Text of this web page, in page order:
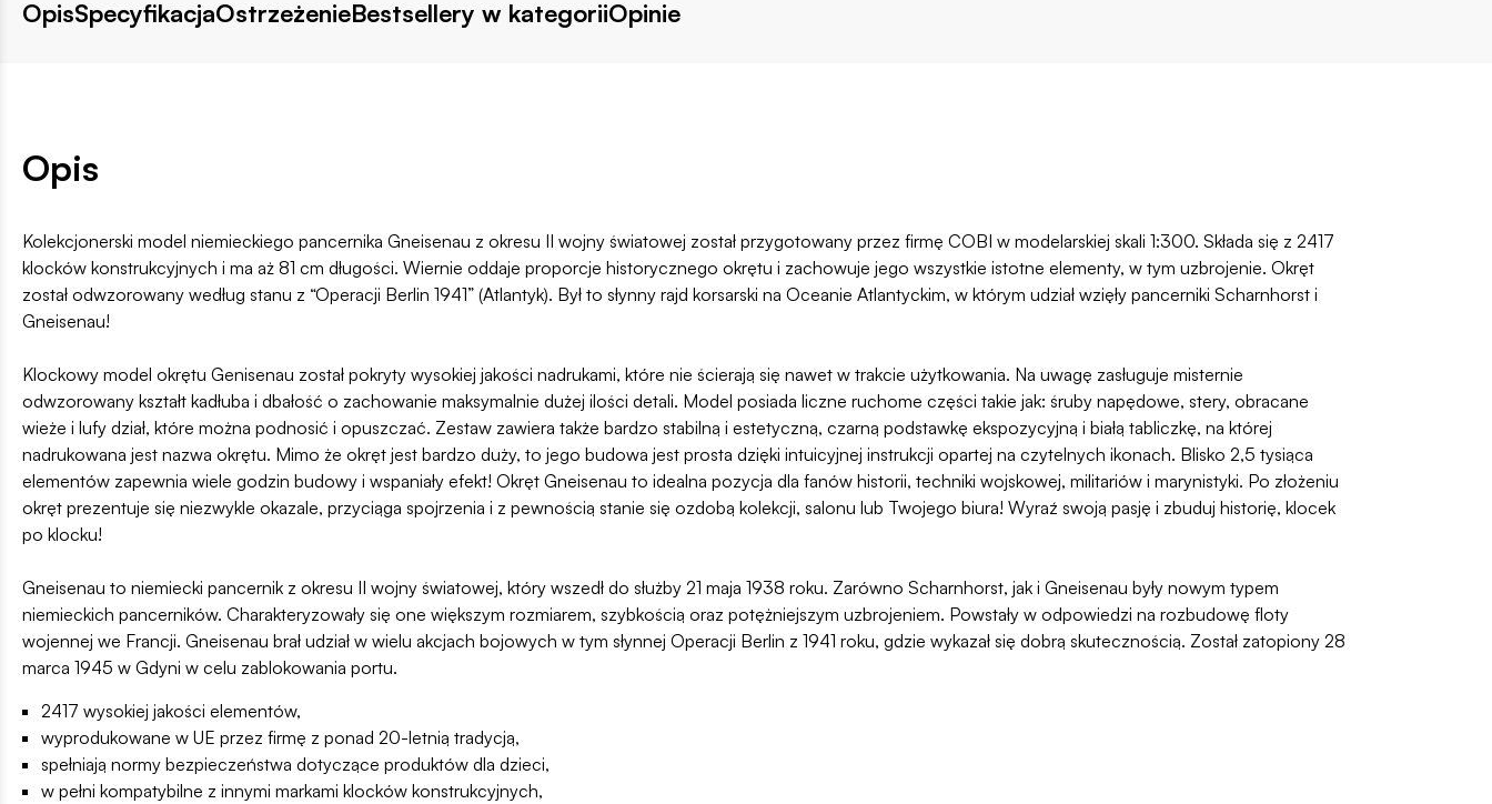
OpisSpecyfikacjaOstrzeżenieBestsellery w kategoriiOpinie
Opis
Kolekcjonerski model niemieckiego pancernika Gneisenau z okresu II wojny światowej został przygotowany przez firmę COBI w modelarskiej skali 1:300. Składa się z 2417
klocków konstrukcyjnych i ma aż 81 cm długości. Wiernie oddaje proporcje historycznego okrętu i zachowuje jego wszystkie istotne elementy, w tym uzbrojenie. Okręt
został odwzorowany według stanu z “Operacji Berlin 1941” (Atlantyk). Był to słynny rajd korsarski na Oceanie Atlantyckim, w którym udział wzięły pancerniki Scharnhorst i
Gneisenau!
Klockowy model okrętu Genisenau został pokryty wysokiej jakości nadrukami, które nie ścierają się nawet w trakcie użytkowania. Na uwagę zasługuje misternie
odwzorowany kształt kadłuba i dbałość o zachowanie maksymalnie dużej ilości detali. Model posiada liczne ruchome części takie jak: śruby napędowe, stery, obracane
wieże i lufy dział, które można podnosić i opuszczać. Zestaw zawiera także bardzo stabilną i estetyczną, czarną podstawkę ekspozycyjną i białą tabliczkę, na której
nadrukowana jest nazwa okrętu. Mimo że okręt jest bardzo duży, to jego budowa jest prosta dzięki intuicyjnej instrukcji opartej na czytelnych ikonach. Blisko 2,5 tysiąca
elementów zapewnia wiele godzin budowy i wspaniały efekt! Okręt Gneisenau to idealna pozycja dla fanów historii, techniki wojskowej, militariów i marynistyki. Po złożeniu
okręt prezentuje się niezwykle okazale, przyciąga spojrzenia i z pewnością stanie się ozdobą kolekcji, salonu lub Twojego biura! Wyraź swoją pasję i zbuduj historię, klocek
po klocku!
Gneisenau to niemiecki pancernik z okresu II wojny światowej, który wszedł do służby 21 maja 1938 roku. Zarówno Scharnhorst, jak i Gneisenau były nowym typem
niemieckich pancerników. Charakteryzowały się one większym rozmiarem, szybkością oraz potężniejszym uzbrojeniem. Powstały w odpowiedzi na rozbudowę floty
wojennej we Francji. Gneisenau brał udział w wielu akcjach bojowych w tym słynnej Operacji Berlin z 1941 roku, gdzie wykazał się dobrą skutecznością. Został zatopiony 28
marca 1945 w Gdyni w celu zablokowania portu.
2417 wysokiej jakości elementów,
wyprodukowane w UE przez firmę z ponad 20-letnią tradycją,
spełniają normy bezpieczeństwa dotyczące produktów dla dzieci,
w pełni kompatybilne z innymi markami klocków konstrukcyjnych,